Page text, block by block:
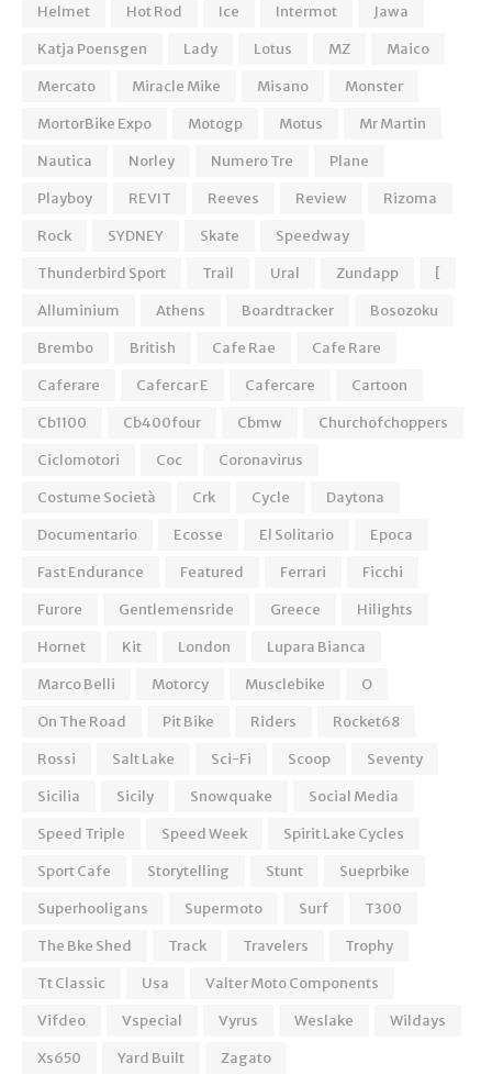
Helmet
Hot Rod Ice Intermot
Jawa
Katja Poensgen
Lady Lotus MZ
Maico
Mercato
Miracle Mike Misano
Monster
MortorBike Expo
Motogp Motus
Mr Martin
Nautica
Norley Numero Tre
Plane
Playboy
REVIT Reeves Review
Rizoma
Rock
SYDNEY Skate
Speedway
Thunderbird Sport
Trail Ural Zundapp
[
Alluminium
Athens Boardtracker
Bosozoku
Brembo
British Cafe Rae
Cafe Rare
Caferare
Cafercar E Cafercare
Cartoon
Cb1100
Cb400four Cbmw
Churchofchoppers
Ciclomotori
Coc
Coronavirus
Costume Società
Crk Cycle
Daytona
Documentario
Ecosse El Solitario
Epoca
Fast Endurance
Featured Ferrari
Ficchi
Furore
Gentlemensride Greece
Hilights
Hornet
Kit London
Lupara Bianca
Marco Belli
Motorcy Musclebike
O
On The Road
Pit Bike Riders
Rocket68
Rossi
Salt Lake Sci-Fi Scoop
Seventy
Sicilia
Sicily Snowquake
Social Media
Speed Triple
Speed Week
Spirit Lake Cycles
Sport Cafe
Storytelling Stunt
Sueprbike
Superhooligans
Supermoto Surf
T300
The Bke Shed
Track Travelers
Trophy
Tt Classic
Usa
Valter Moto Components
Vifdeo
Vspecial Vyrus Weslake
Wildays
Xs650
Yard Built Zagato